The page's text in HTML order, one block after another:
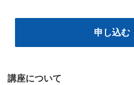
申し込む
講座について